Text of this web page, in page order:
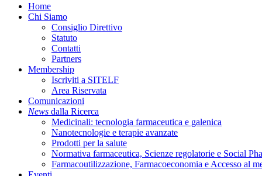
Menu
Home
Chi Siamo
Consiglio Direttivo
Statuto
Contatti
Partners
Membership
Iscriviti a SITELF
Area Riservata
Comunicazioni
News dalla Ricerca
Medicinali: tecnologia farmaceutica e galenica
Nanotecnologie e terapie avanzate
Prodotti per la salute
Normativa farmaceutica, Scienze regolatorie e Social
Farmacoutilizzazione, Farmacoeconomia e Accesso al